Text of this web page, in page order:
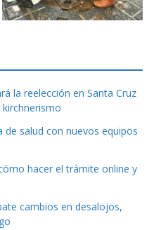
la reelección en Santa Cruz
de salud con nuevos equipos
hacer el trámite online y
cambios en desalojos,